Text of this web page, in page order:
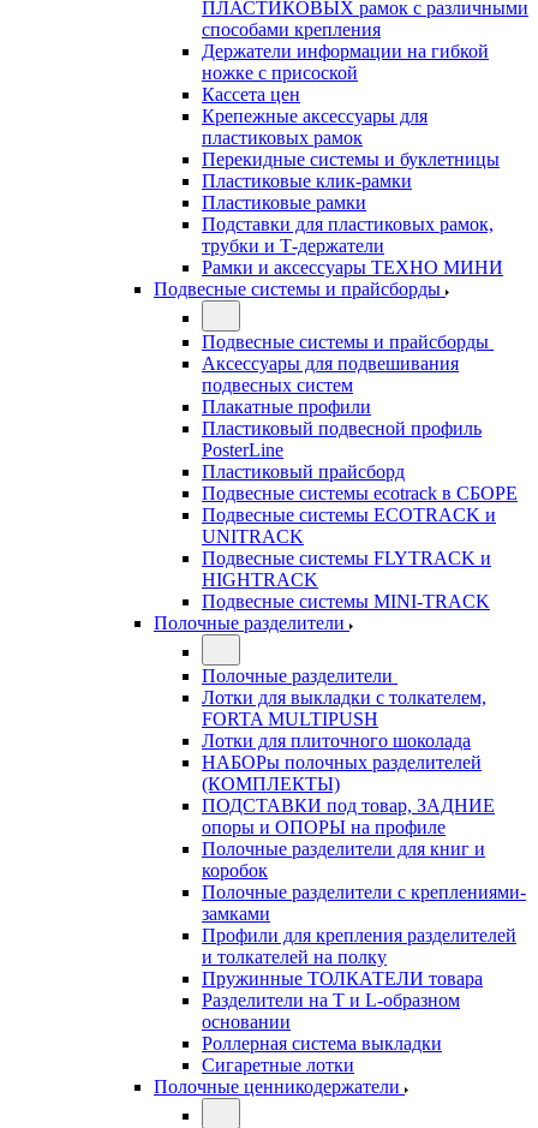
ПЛАСТИКОВЫХ рамок с различными
способами крепления
Держатели информации на гибкой
ножке с присоской
Кассета цен
Крепежные аксессуары для
пластиковых рамок
Перекидные системы и буклетницы
Пластиковые клик-рамки
Пластиковые рамки
Подставки для пластиковых рамок,
трубки и Т-держатели
Рамки и аксессуары ТЕХНО МИНИ
Подвесные системы и прайсборды
Подвесные системы и прайсборды
Аксессуары для подвешивания
подвесных систем
Плакатные профили
Пластиковый подвесной профиль
PosterLine
Пластиковый прайсборд
Подвесные системы ecotrack в СБОРЕ
Подвесные системы ECOTRACK и
UNITRACK
Подвесные системы FLYTRACK и
HIGHTRACK
Подвесные системы MINI-TRACK
Полочные разделители
Полочные разделители
Лотки для выкладки с толкателем,
FORTA MULTIPUSH
Лотки для плиточного шоколада
НАБОРы полочных разделителей
(КОМПЛЕКТЫ)
ПОДСТАВКИ под товар, ЗАДНИЕ
опоры и ОПОРЫ на профиле
Полочные разделители для книг и
коробок
Полочные разделители с креплениями-
замками
Профили для крепления разделителей
и толкателей на полку
Пружинные ТОЛКАТЕЛИ товара
Разделители на Т и L-образном
основании
Роллерная система выкладки
Сигаретные лотки
Полочные ценникодержатели